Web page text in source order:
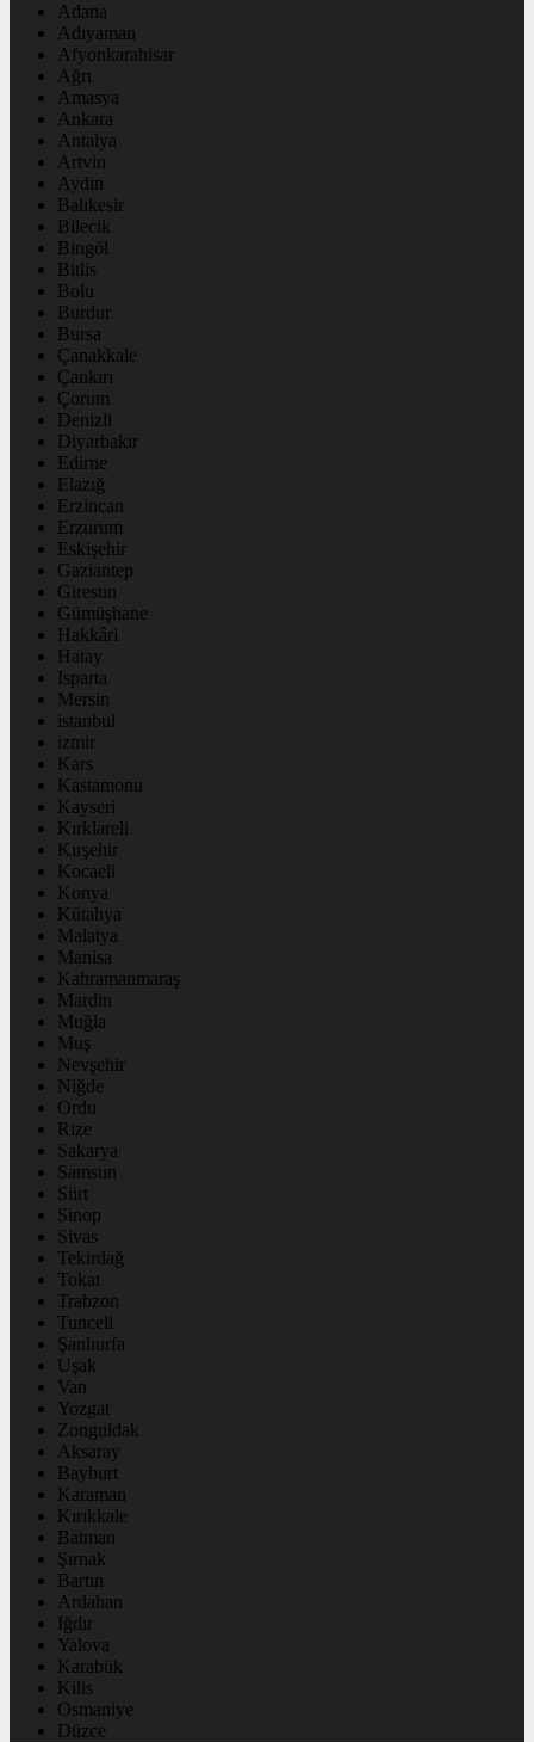
Adana
Adıyaman
Afyonkarahisar
Ağrı
Amasya
Ankara
Antalya
Artvin
Aydın
Balıkesir
Bilecik
Bingöl
Bitlis
Bolu
Burdur
Bursa
Çanakkale
Çankırı
Çorum
Denizli
Diyarbakır
Edirne
Elazığ
Erzincan
Erzurum
Eskişehir
Gaziantep
Giresun
Gümüşhane
Hakkâri
Hatay
Isparta
Mersin
istanbul
izmir
Kars
Kastamonu
Kayseri
Kırklareli
Kırşehir
Kocaeli
Konya
Kütahya
Malatya
Manisa
Kahramanmaraş
Mardin
Muğla
Muş
Nevşehir
Niğde
Ordu
Rize
Sakarya
Samsun
Siirt
Sinop
Sivas
Tekirdağ
Tokat
Trabzon
Tunceli
Şanlıurfa
Uşak
Van
Yozgat
Zonguldak
Aksaray
Bayburt
Karaman
Kırıkkale
Batman
Şırnak
Bartın
Ardahan
Iğdır
Yalova
Karabük
Kilis
Osmaniye
Düzce